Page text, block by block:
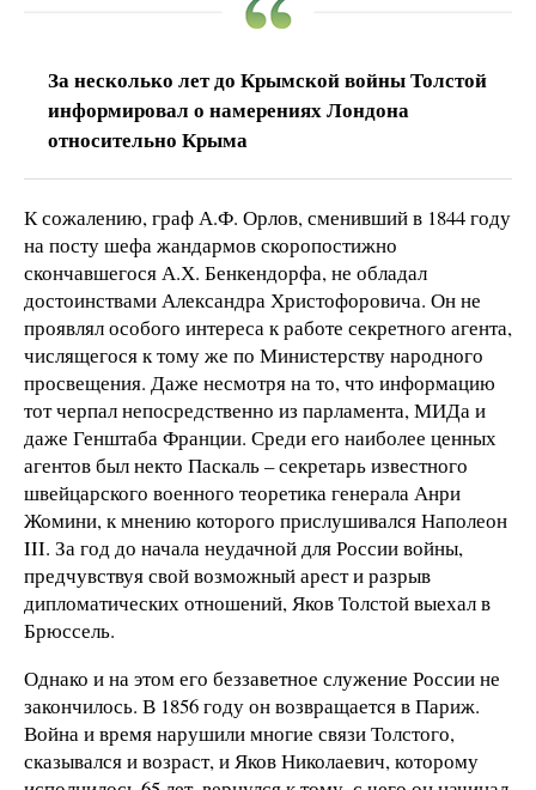
За несколько лет до Крымской войны Толстой
информировал о намерениях Лондона
относительно Крыма
К сожалению, граф А.Ф. Орлов, сменивший в 1844 году
на посту шефа жандармов скоропостижно
скончавшегося А.Х. Бенкендорфа, не обладал
достоинствами Александра Христофоровича. Он не
проявлял особого интереса к работе секретного агента,
числящегося к тому же по Министерству народного
просвещения. Даже несмотря на то, что информацию
тот черпал непосредственно из парламента, МИДа и
даже Генштаба Франции. Среди его наиболее ценных
агентов был некто Паскаль – секретарь известного
швейцарского военного теоретика генерала Анри
Жомини, к мнению которого прислушивался Наполеон
III. За год до начала неудачной для России войны,
предчувствуя свой возможный арест и разрыв
дипломатических отношений, Яков Толстой выехал в
Брюссель.
Однако и на этом его беззаветное служение России не
закончилось. В 1856 году он возвращается в Париж.
Война и время нарушили многие связи Толстого,
сказывался и возраст, и Яков Николаевич, которому